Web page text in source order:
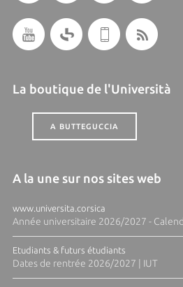
La boutique de l'Università
A BUTTEGUCCIA
A la une sur nos sites web
www.universita.corsica
Année universitaire 2026/2027 -
Etudiants & futurs étudiants
Dates de rentrée 2026/2027 | IUT